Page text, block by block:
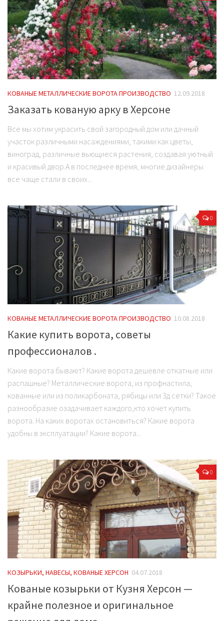
КОВАНЫЕ МЕТАЛЛИЧЕСКИЕ ВОРОТА ПРОИЗВОДСТВО 12.09.2018
Заказать кованую арку в Херсоне
Все мы хотим украсить свой загородный дом или дачный
участок различными насаждениями, такими как цветы,
виноград, различные вьющиеся растения, создавая уютный
и красивый двор.А в последнее время, многие дизайнеры
все чаще стали в своих...
0
КОВАНЫЕ МЕТАЛЛИЧЕСКИЕ ВОРОТА ПРОИЗВОДСТВО 10.08.2018
Какие купить ворота, советы
профессионалов .
Какие ворота бывают? Какие ворота дешевле откатные или
распашные? Металлические ворота, из профнастила,
кованные или из поликарбоната, рябицы или 3д сетки? Такое
разнообразие озадачивает каждого,кто хочет купить
ворота. На каких воротах остановиться? Какие ворота
удобны в эксплуатации? Какие ворота...
0
КОЗЫРЬКИ, НАВЕСЫ, КОВАНЫЕ ХЕРСОН 04.07.2018
Кованые козырьки от Кузня Херсон —
крайне полезное и оригинальное